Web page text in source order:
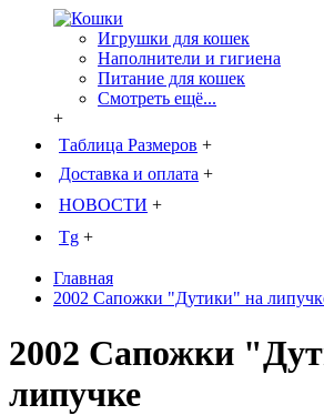
Игрушки для кошек
Наполнители и гигиена
Питание для кошек
Смотреть ещё...
+
Таблица Размеров +
Доставка и оплата +
НОВОСТИ +
Tg +
Главная
2002 Сапожки "Дутики" на
2002 Сапожки
липучке